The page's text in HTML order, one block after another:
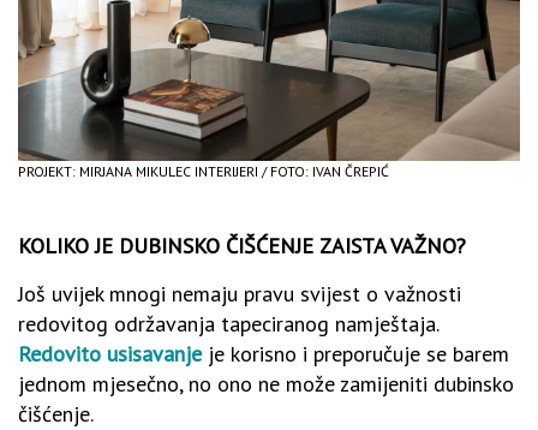
PROJEKT: MIRJANA MIKULEC INTERIJERI / FOTO: IVAN ČREPIĆ
KOLIKO JE DUBINSKO ČIŠĆENJE ZAISTA VAŽNO?
Još uvijek mnogi nemaju pravu svijest o važnosti
redovitog održavanja tapeciranog namještaja.
Redovito usisavanjeje korisno i preporučuje se barem
jednom mjesečno, no ono ne može zamijeniti dubinsko
čišćenje.